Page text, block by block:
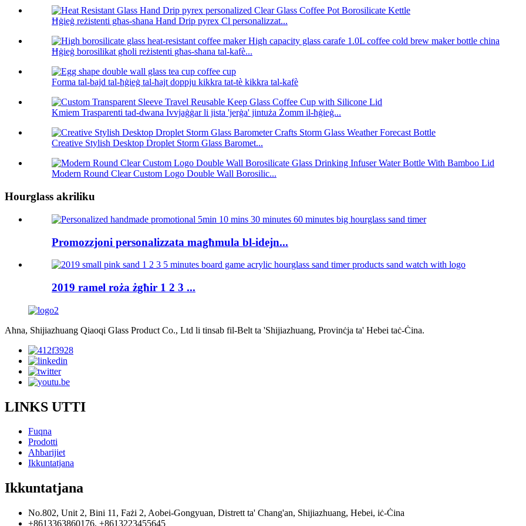
Ħġieġ reżistenti għas-sħana Hand Drip pyrex Cl personalizzat...
Ħġieġ borosilikat għoli reżistenti għas-sħana tal-kafè...
Forma tal-bajd tal-ħġieġ tal-ħajt doppju kikkra tat-tè kikkra tal-kafè
Kmiem Trasparenti tad-dwana Ivvjaġġar li jista 'jerġa' jintuża Żomm il-ħġieġ...
Creative Stylish Desktop Droplet Storm Glass Baromet...
Modern Round Clear Custom Logo Double Wall Borosilic...
Hourglass akriliku
Promozzjoni personalizzata magħmula bl-idejn...
2019 ramel roża żgħir 1 2 3 ...
Aħna, Shijiazhuang Qiaoqi Glass Product Co., Ltd li tinsab fil-Belt ta 'Shijiazhuang, Provinċja ta' Hebei taċ-Ċina.
LINKS UTTI
Fuqna
Prodotti
Aħbarijiet
Ikkuntatjana
Ikkuntatjana
No.802, Unit 2, Bini 11, Fażi 2, Aobei-Gongyuan, Distrett ta' Chang'an, Shijiazhuang, Hebei, iċ-Ċina
+8613363860176, +8613223455645